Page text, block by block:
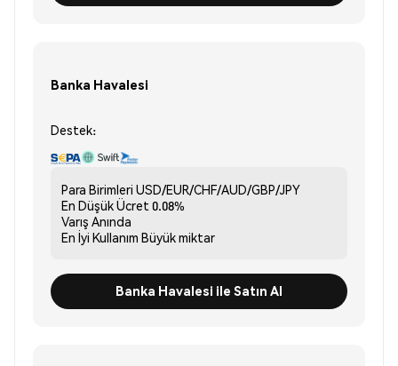
Banka Havalesi
Destek:
Para Birimleri USD/EUR/CHF/AUD/GBP/JPY
En Düşük Ücret 0.08%
Varış Anında
En İyi Kullanım Büyük miktar
Banka Havalesi ile Satın Al